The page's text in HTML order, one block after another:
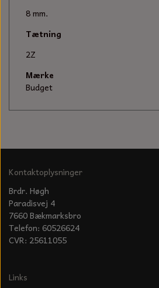
8 mm.
Tætning
2Z
Mærke
Budget
Kontaktoplysninger
Brdr. Høgh
Paradisvej 4
7660 Bækmarksbro
Telefon: 60526624
CVR: 25611055
Links